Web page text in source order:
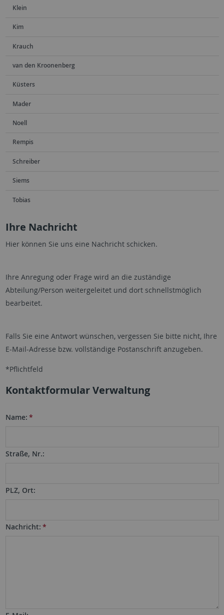
Klein
Kim
Krauch
van den Kroonenberg
Küsters
Mader
Noell
Rempis
Schreiber
Siems
Tobias
Ihre Nachricht
Hier können Sie uns eine Nachricht schicken.
Ihre Anregung oder Frage wird an die zuständige
Abteilung/Person weitergeleitet und dort schnellstmöglich
bearbeitet.
Falls Sie eine Antwort wünschen, vergessen Sie bitte nicht, Ihre
E-Mail-Adresse bzw. vollständige Postanschrift anzugeben.
*Pflichtfeld
Kontaktformular Verwaltung
Name: *
Straße, Nr.:
PLZ, Ort:
Nachricht: *